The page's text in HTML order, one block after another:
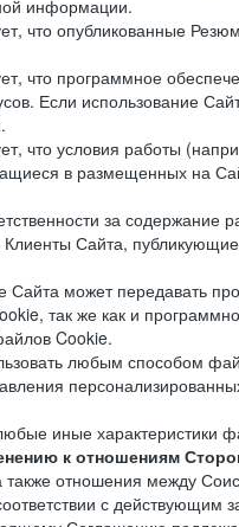
информации.
что опубликованные
что программное
Если использование
что условия работы
в размещенных на
за
Клиенты Сайта,
Сайта может передавать
так же как и
Cookie.
любым способом
иные
к отношениям
отношения между
с действующим